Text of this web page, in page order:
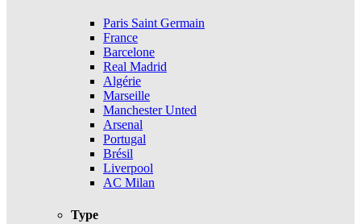
Paris Saint Germain
France
Barcelone
Real Madrid
Algérie
Marseille
Manchester Unted
Arsenal
Portugal
Brésil
Liverpool
AC Milan
Type